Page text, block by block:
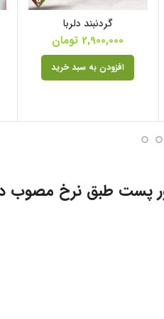
گردنبند دلربا
2,900,000 تومان
افزودن به سبد خرید
پست طبق نرخ مصوب